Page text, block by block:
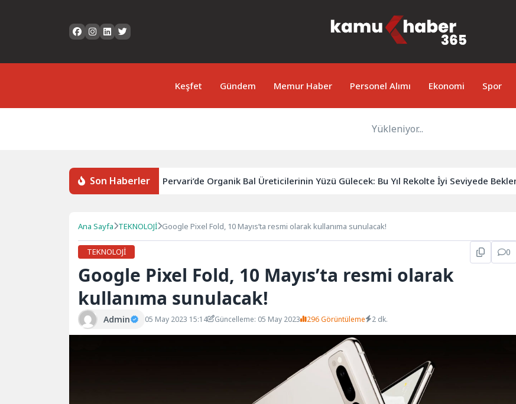
Keşfet Gündem Memur Haber Personel Alımı Ekonomi Spor
Yükleniyor...
Son Haberler
için yeni tarife kararı Pervari’de Organik Bal Üreticilerinin Yüzü Gülecek: Bu Yıl Rekolte İyi Seviyede Bekleniyor
Ana Sayfa TEKNOLOJİ Google Pixel Fold, 10 Mayıs’ta resmi olarak kullanıma sunulacak!
TEKNOLOJİ 0
Google Pixel Fold, 10 Mayıs’ta resmi olarak
kullanıma sunulacak!
Admin 05 May 2023 15:14 Güncelleme: 05 May 2023 296 Görüntüleme 2 dk.